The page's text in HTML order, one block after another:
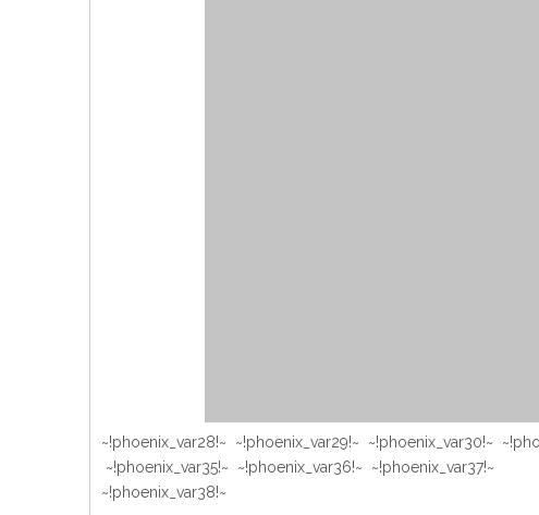
~!phoenix_var28!~ ~!phoenix_var29!~ ~!phoenix_var30!~
~!phoenix_var35!~ ~!phoenix_var36!~ ~!phoenix_var37!~
~!phoenix_var38!~